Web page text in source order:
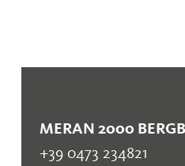
MERAN 2000
+39 0473 234821